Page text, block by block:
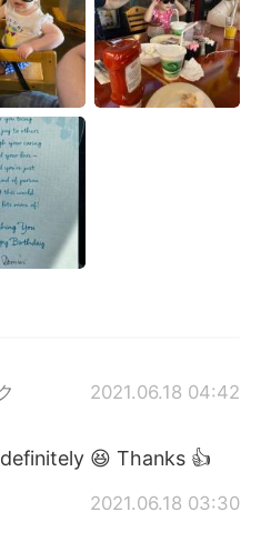
2021.06.18 04:42
😆 Thanks 👍
2021.06.18 03:30